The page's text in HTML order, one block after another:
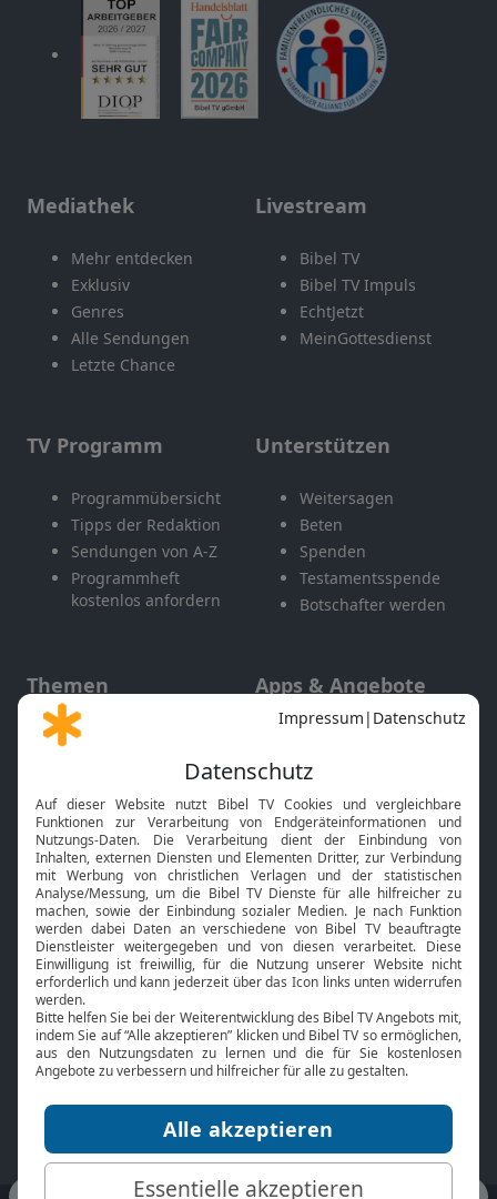
Mediathek
Mehr entdecken
Exklusiv
Genres
Alle Sendungen
Letzte Chance
Livestream
Bibel TV
Bibel TV Impuls
EchtJetzt
MeinGottesdienst
TV Programm
Programmübersicht
Tipps der Redaktion
Sendungen von A-Z
Programmheft
kostenlos anfordern
Unterstützen
Weitersagen
Beten
Spenden
Testamentsspende
Botschafter werden
Themen
Gott und Bibel erklärt
Neuigkeiten
Apps & Angebote
Mobile App
Smart TV
HbbTV
Bibelthek Online-Bibel
Nächster Gottesdienst
Bibel TV
Über uns
Jobs
Mediadaten
Service
Kontakt
TV-Empfang